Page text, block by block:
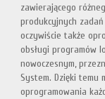
zawierającego
produkcyjnych
oczywiście także
obsługi programów
nowoczesnym,
System. Dzięki temu
oprogramowania